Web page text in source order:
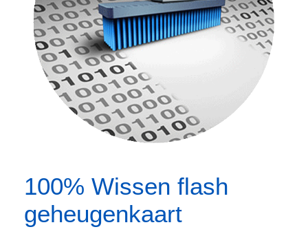
100% Wissen flash
geheugenkaart